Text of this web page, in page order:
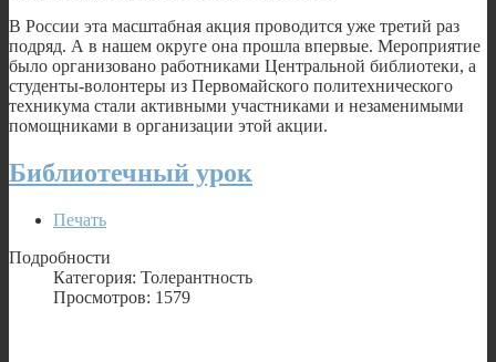
В России эта масштабная акция проводится уже третий раз
подряд. А в нашем округе она прошла впервые. Мероприятие
было организовано работниками Центральной библиотеки, а
студенты-волонтеры из Первомайского политехнического
техникума стали активными участниками и незаменимыми
помощниками в организации этой акции.
Библиотечный урок
Печать
Подробности
Категория: Толерантность
Просмотров: 1579